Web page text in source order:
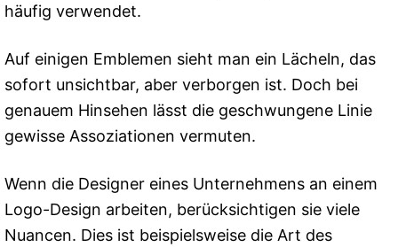
häufig verwendet.
Auf einigen Emblemen sieht man ein Lächeln, das
sofort unsichtbar, aber verborgen ist. Doch bei
genauem Hinsehen lässt die geschwungene Linie
gewisse Assoziationen vermuten.
Wenn die Designer eines Unternehmens an einem
Logo-Design arbeiten, berücksichtigen sie viele
Nuancen. Dies ist beispielsweise die Art des